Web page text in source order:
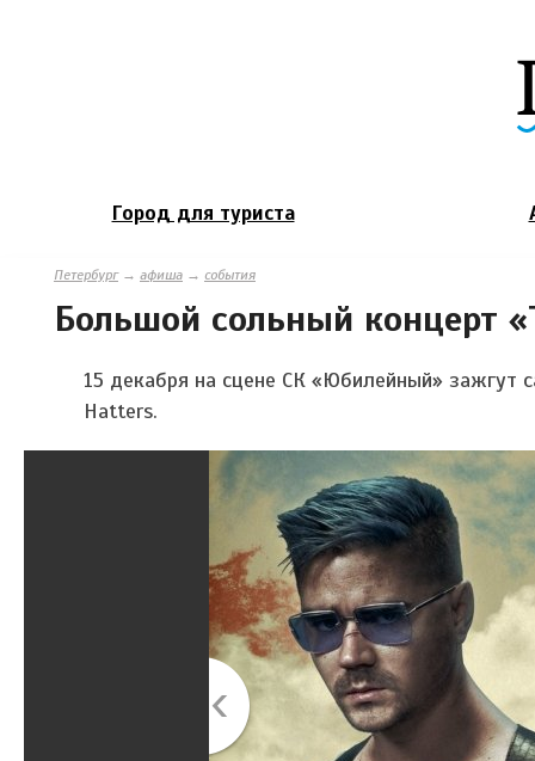
Город для туриста
Петербург→ афиша → события
Большой сольный концерт
15 декабря на сцене СК «Юбилейный» зажгут
Hatters.